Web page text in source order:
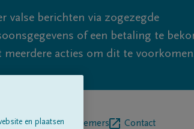
valse berichten via zogezegde
of een betaling te
acties om dit te
Begrafenisondernemers Contact
en plaatsen